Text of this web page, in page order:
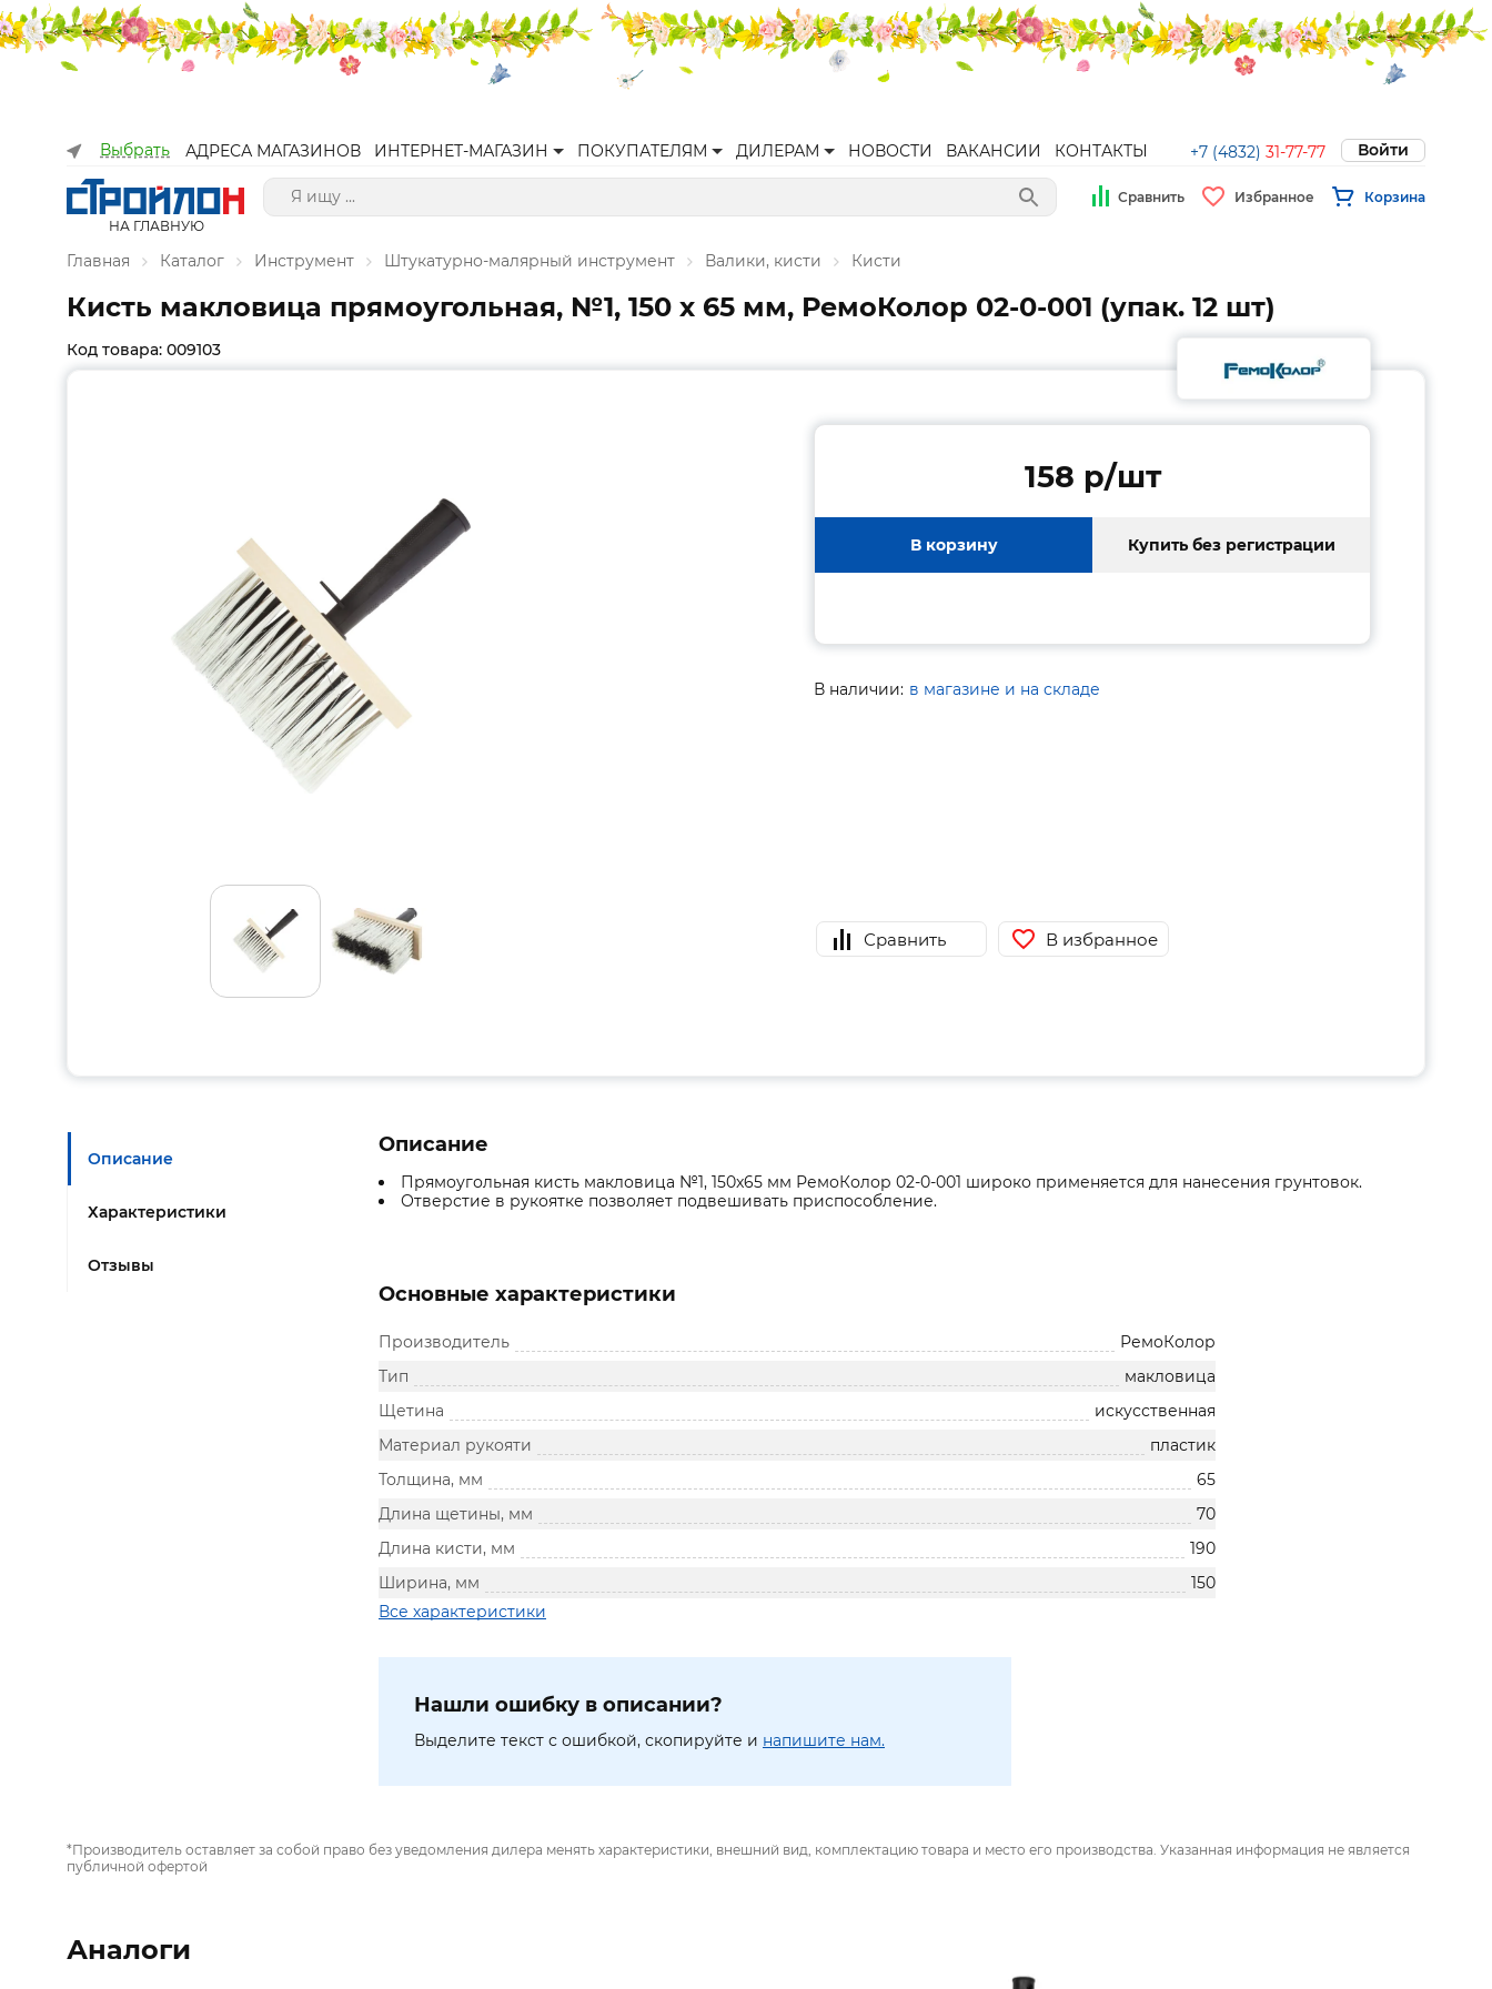
Выбрать АДРЕСА МАГАЗИНОВ ИНТЕРНЕТ-МАГАЗИН ПОКУПАТЕЛЯМ ДИЛЕРАМ НОВОСТИ ВАКАНСИИ КОНТАКТЫ +7 (4832) 31-77-77 Войти
НА ГЛАВНУЮ
Сравнить Избранное Корзина
Главная Каталог Инструмент Штукатурно-малярный инструмент Валики, кисти Кисти
Кисть макловица прямоугольная, №1, 150 х 65 мм, РемоКолор 02-0-001 (упак. 12 шт)
Код товара: 009103
158 p/шт
В корзину Купить без регистрации
В наличии: в магазине и на складе
Сравнить В избранное
Описание
Характеристики
Отзывы
Описание
Прямоугольная кисть макловица №1, 150x65 мм РемоКолор 02-0-001 широко применяется для нанесения грунтовок.
Отверстие в рукоятке позволяет подвешивать приспособление.
Основные характеристики
Производитель
РемоКолор
Тип
макловица
Щетина
искусственная
Материал рукояти
пластик
Толщина, мм
65
Длина щетины, мм
70
Длина кисти, мм
190
Ширина, мм
150
Все характеристики
Нашли ошибку в описании?
Выделите текст с ошибкой, скопируйте и напишите нам.
*Производитель оставляет за собой право без уведомления дилера менять характеристики, внешний вид, комплектацию товара и место его производства. Указанная информация не является
публичной офертой
Аналоги